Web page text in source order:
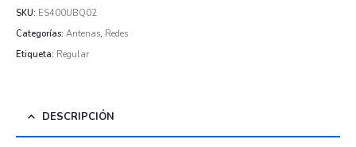
SKU: ES400UBQ02
Categorías: Antenas, Redes
Etiqueta: Regular
DESCRIPCIÓN